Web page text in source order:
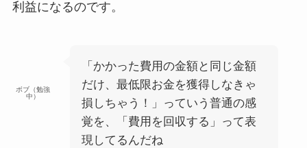
利益になるのです。
ボブ（勉強
中）
「かかった費用の金額と同じ金額
だけ、最低限お金を獲得しなきゃ
損しちゃう！」っていう普通の感
覚を、「費用を回収する」って表
現してるんだね